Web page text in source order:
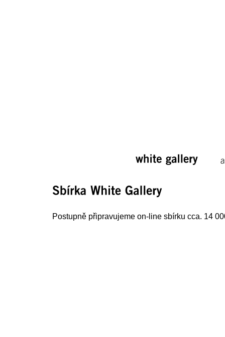
white gallery
Sbírka White Gallery
Postupně připravujeme on-line sbírku cca. 14